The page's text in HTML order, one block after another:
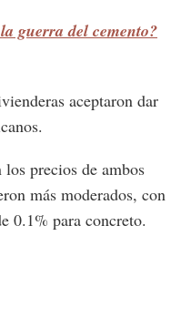
guerra del cemento?
aceptaron dar
precios de ambos
más moderados, con
0.1% para concreto.